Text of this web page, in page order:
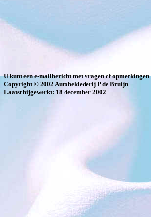
U kunt een e-mailbericht met vragen of opmerkingen
Copyright © 2002 Autobeklederij P de Bruijn
Laatst bijgewerkt: 18 december 2002